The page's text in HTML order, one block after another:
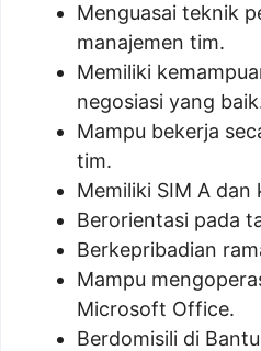
Menguasai teknik
manajemen tim.
Memiliki
negosiasi yang
Mampu bekerja
tim.
Memiliki SIM A
Berorientasi pada
Berkepribadian
Mampu
Microsoft Office.
Berdomisili di